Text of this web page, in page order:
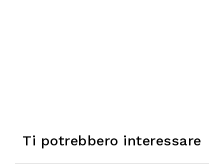
Ti potrebbero interessare